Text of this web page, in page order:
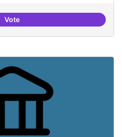
VoteIniciar línia de DDHH i capa